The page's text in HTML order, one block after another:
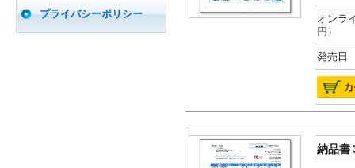
プライバシーポリシー
オン
円）
発売日
納品書